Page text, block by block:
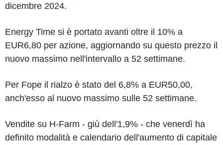
dicembre 2024.
Energy Time si è portato avanti oltre il 10% a
EUR6,80 per azione, aggiornando su questo prezzo il
nuovo massimo nell'intervallo a 52 settimane.
Per Fope il rialzo è stato del 6,8% a EUR50,00,
anch'esso al nuovo massimo sulle 52 settimane.
Vendite su H-Farm - giù dell'1,9% - che venerdì ha
definito modalità e calendario dell'aumento di capitale